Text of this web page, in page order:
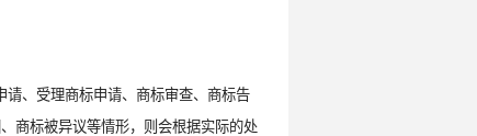
、受理商标申请、商标审查、商标告
商标被异议等情形，则会根据实际的处